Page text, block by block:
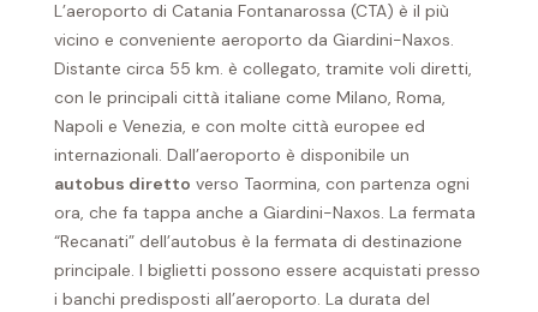
L’aeroporto di Catania Fontanarossa (CTA) è il più
vicino e conveniente aeroporto da Giardini-Naxos.
Distante circa 55 km. è collegato, tramite voli diretti,
con le principali città italiane come Milano, Roma,
Napoli e Venezia, e con molte città europee ed
internazionali. Dall’aeroporto è disponibile un
autobus diretto verso Taormina, con partenza ogni
ora, che fa tappa anche a Giardini-Naxos. La fermata
“Recanati” dell’autobus è la fermata di destinazione
principale. I biglietti possono essere acquistati presso
i banchi predisposti all’aeroporto. La durata del